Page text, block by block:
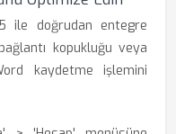
ile doğrudan entegre
kopukluğu veya
kaydetme işlemini